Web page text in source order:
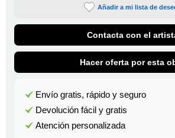
Añadir a mi lista de
Contacta con el
Hacer oferta por esta
Envío gratis, rápido y seguro
Devolución fácil y gratis
Atención personalizada